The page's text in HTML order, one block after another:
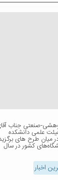
صنعتی جناب
علمی دانشکده
میان طرح های
کشور در سال
اخبار